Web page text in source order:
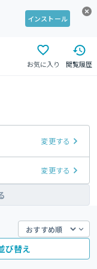
インストール
お気に入り 閲覧履歴
変更する
変更する
び替え